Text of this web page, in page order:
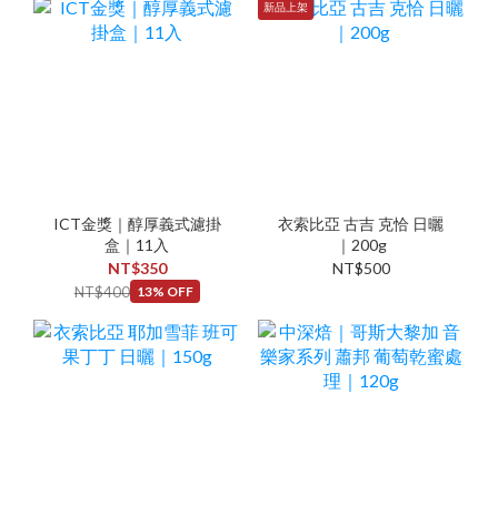
ICT金獎｜醇厚義式濾掛
盒｜11入
NT$350
NT$400 13% OFF
新品上架
衣索比亞 古吉 克恰 日曬
｜200g
NT$500